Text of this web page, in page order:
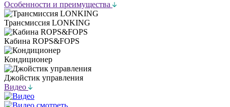
Особенности и преимущества
Трансмиссия LONKING
Кабина ROPS&FOPS
Кондиционер
Джойстик управления
Видео